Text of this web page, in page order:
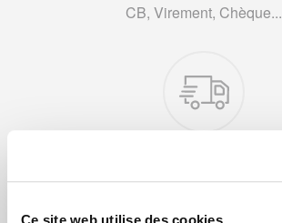
Ce site web utilise des cookies.
CB, Virement, Chèque...